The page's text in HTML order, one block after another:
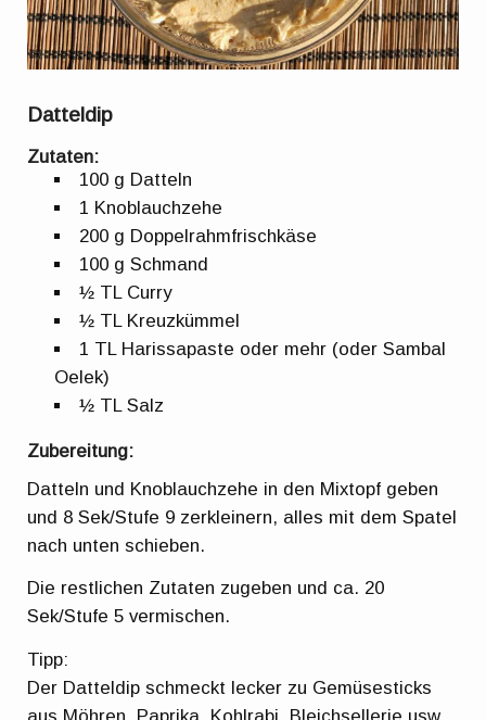
Datteldip
Zutaten:
100 g Datteln
1 Knoblauchzehe
200 g Doppelrahmfrischkäse
100 g Schmand
½ TL Curry
½ TL Kreuzkümmel
1 TL Harissapaste oder mehr (oder Sambal
Oelek)
½ TL Salz
Zubereitung:
Datteln und Knoblauchzehe in den Mixtopf geben
und 8 Sek/Stufe 9 zerkleinern, alles mit dem Spatel
nach unten schieben.
Die restlichen Zutaten zugeben und ca. 20
Sek/Stufe 5 vermischen.
Tipp:
Der Datteldip schmeckt lecker zu Gemüsesticks